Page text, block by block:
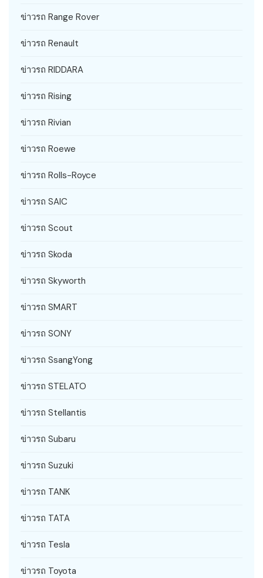
ข่าวรถ Range Rover
ข่าวรถ Renault
ข่าวรถ RIDDARA
ข่าวรถ Rising
ข่าวรถ Rivian
ข่าวรถ Roewe
ข่าวรถ Rolls-Royce
ข่าวรถ SAIC
ข่าวรถ Scout
ข่าวรถ Skoda
ข่าวรถ Skyworth
ข่าวรถ SMART
ข่าวรถ SONY
ข่าวรถ SsangYong
ข่าวรถ STELATO
ข่าวรถ Stellantis
ข่าวรถ Subaru
ข่าวรถ Suzuki
ข่าวรถ TANK
ข่าวรถ TATA
ข่าวรถ Tesla
ข่าวรถ Toyota